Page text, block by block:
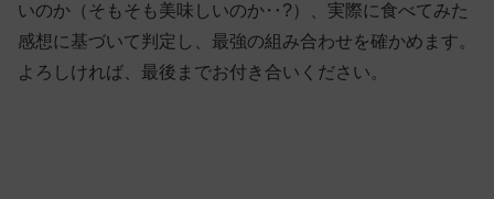
いのか（そもそも美味しいのか‥?）、実際に食べてみた
感想に基づいて判定し、最強の組み合わせを確かめます。
よろしければ、最後までお付き合いください。